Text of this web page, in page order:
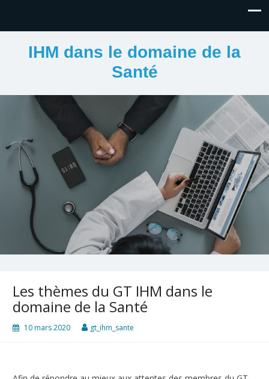
IHM dans le domaine de la
Santé
Les thèmes du GT IHM dans le
domaine de la Santé
10 mars 2020 gt_ihm_sante